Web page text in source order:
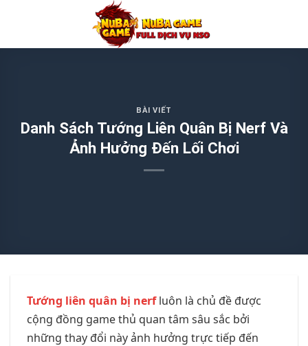
nội
BÀI VIẾT
Danh Sách Tướng Liên Quân Bị Nerf Và
Ảnh Hưởng Đến Lối Chơi
Tướng liên quân bị nerfluôn là chủ đề được
cộng đồng game thủ quan tâm sâu sắc bởi
những thay đổi này ảnh hưởng trực tiếp đến